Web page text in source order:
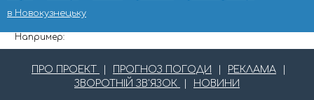
в Новокузнецьку
Например:
ПРО ПРОЕКТ ПРОГНОЗ ПОГОДИ РЕКЛАМА
ЗВОРОТНІЙ ЗВ'ЯЗОК
НОВИНИ